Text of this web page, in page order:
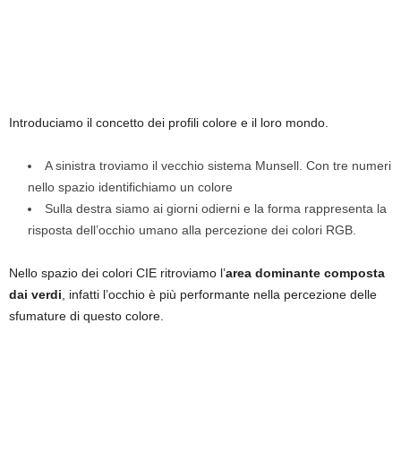
Introduciamo il concetto dei profili colore e il loro mondo.
A sinistra troviamo il vecchio sistema Munsell. Con tre numeri
nello spazio identifichiamo un colore
Sulla destra siamo ai giorni odierni e la forma rappresenta la
risposta dell’occhio umano alla percezione dei colori RGB.
Nello spazio dei colori CIE ritroviamo l’area dominante composta
dai verdi, infatti l’occhio è più performante nella percezione delle
sfumature di questo colore.